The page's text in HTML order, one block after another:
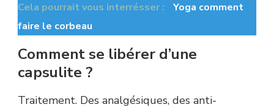
Cela pourrait vous interrésser :
Yoga comment
faire le corbeau
Comment se libérer d’une
capsulite ?
Traitement. Des analgésiques, des anti-